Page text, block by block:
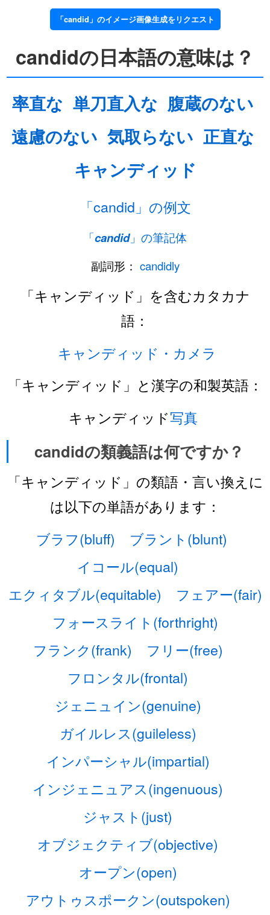
「candid」のイメージ画像生成をリクエスト
candidの日本語の意味は？
率直な 単刀直入な 腹蔵のない
遠慮のない 気取らない 正直な
キャンディッド
「candid」の例文
「candid」の筆記体
副詞形： candidly
「キャンディッド」を含むカタカナ
語：
キャンディッド・カメラ
「キャンディッド」と漢字の和製英語：
キャンディッド写真
candidの類義語は何ですか？
「キャンディッド」の類語・言い換えに
は以下の単語があります：
ブラフ(bluff)
ブラント(blunt)
イコール(equal)
エクィタブル(equitable)
フェアー(fair)
フォースライト(forthright)
フランク(frank)
フリー(free)
フロンタル(frontal)
ジェニュイン(genuine)
ガイルレス(guileless)
インパーシャル(impartial)
インジェニュアス(ingenuous)
ジャスト(just)
オブジェクティブ(objective)
オープン(open)
アウトゥスポークン(outspoken)